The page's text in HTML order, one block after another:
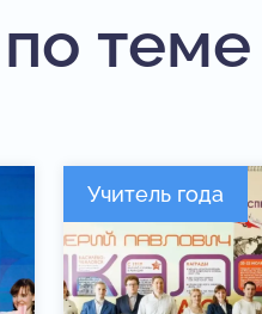
теме
Учитель года